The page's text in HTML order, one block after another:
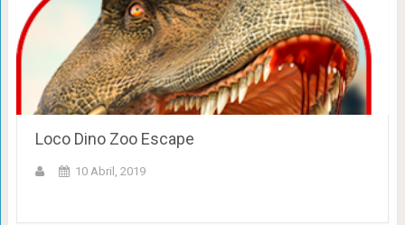
Loco Dino Zoo Escape
10 Abril, 2019